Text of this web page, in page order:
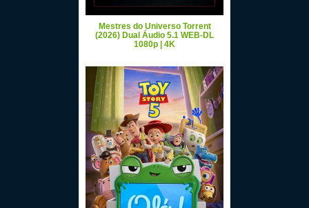
Mestres do Universo Torrent
(2026) Dual Áudio 5.1 WEB-DL
1080p | 4K